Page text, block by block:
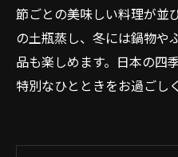
節ごとの美味しい料理が並
の土瓶蒸し、冬には鍋物や
品も楽しめます。日本の四
特別なひとときをお過ごし